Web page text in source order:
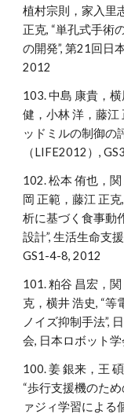
植村宗則，家入里
正克, “単孔式手術
の開発”, 第21回日
2012
103. 中島 康貴，
健，小林 洋，藤江
ッドミルの制御の
（LIFE2012）,
102. 松本 侑也，
岡 正範，藤江 正
析に基づく食事動
設計”, 生活生命支
GS1-4-8, 2012
101. 粕谷 昌宏，
克，横井 浩史, “
ノイズ抑制手法”,
会, 日本ロボット
100. 姜 銀来，王
“歩行支援機のた
ァジィ学習による